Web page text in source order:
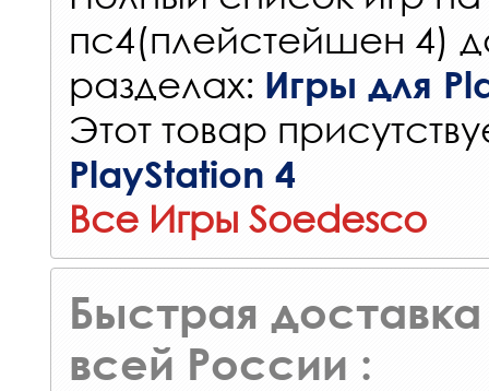
пс4(плейстейшен 4)
разделах: Игры для
Этот товар
PlayStation 4
Все Игры Soedesco
Быстрая доставка
всей России :